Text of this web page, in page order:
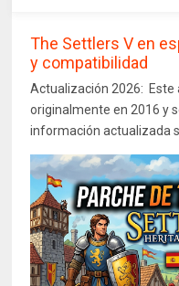
The Settlers V en
y compatibilidad
Actualización 2026: Este
originalmente en 2016 y
información actualizada